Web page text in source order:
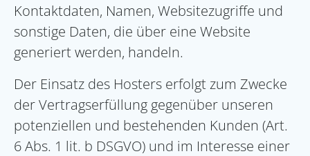
Kontaktdaten, Namen, Websitezugriffe und
sonstige Daten, die über eine Website
generiert werden, handeln.
Der Einsatz des Hosters erfolgt zum Zwecke
der Vertragserfüllung gegenüber unseren
potenziellen und bestehenden Kunden (Art.
6 Abs. 1 lit. b DSGVO) und im Interesse einer